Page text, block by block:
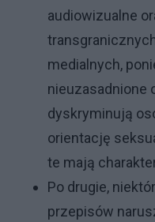
audiowizualne
medialnych,
nieuzasadnione
dyskryminują
orientację
te mają
Po drugie,
przepisów